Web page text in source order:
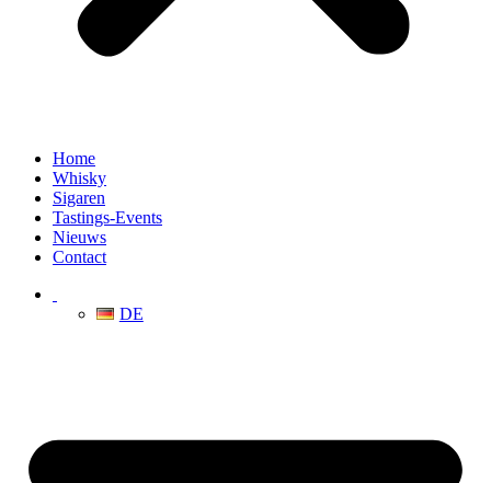
Home
Whisky
Sigaren
Tastings-Events
Nieuws
Contact
DE